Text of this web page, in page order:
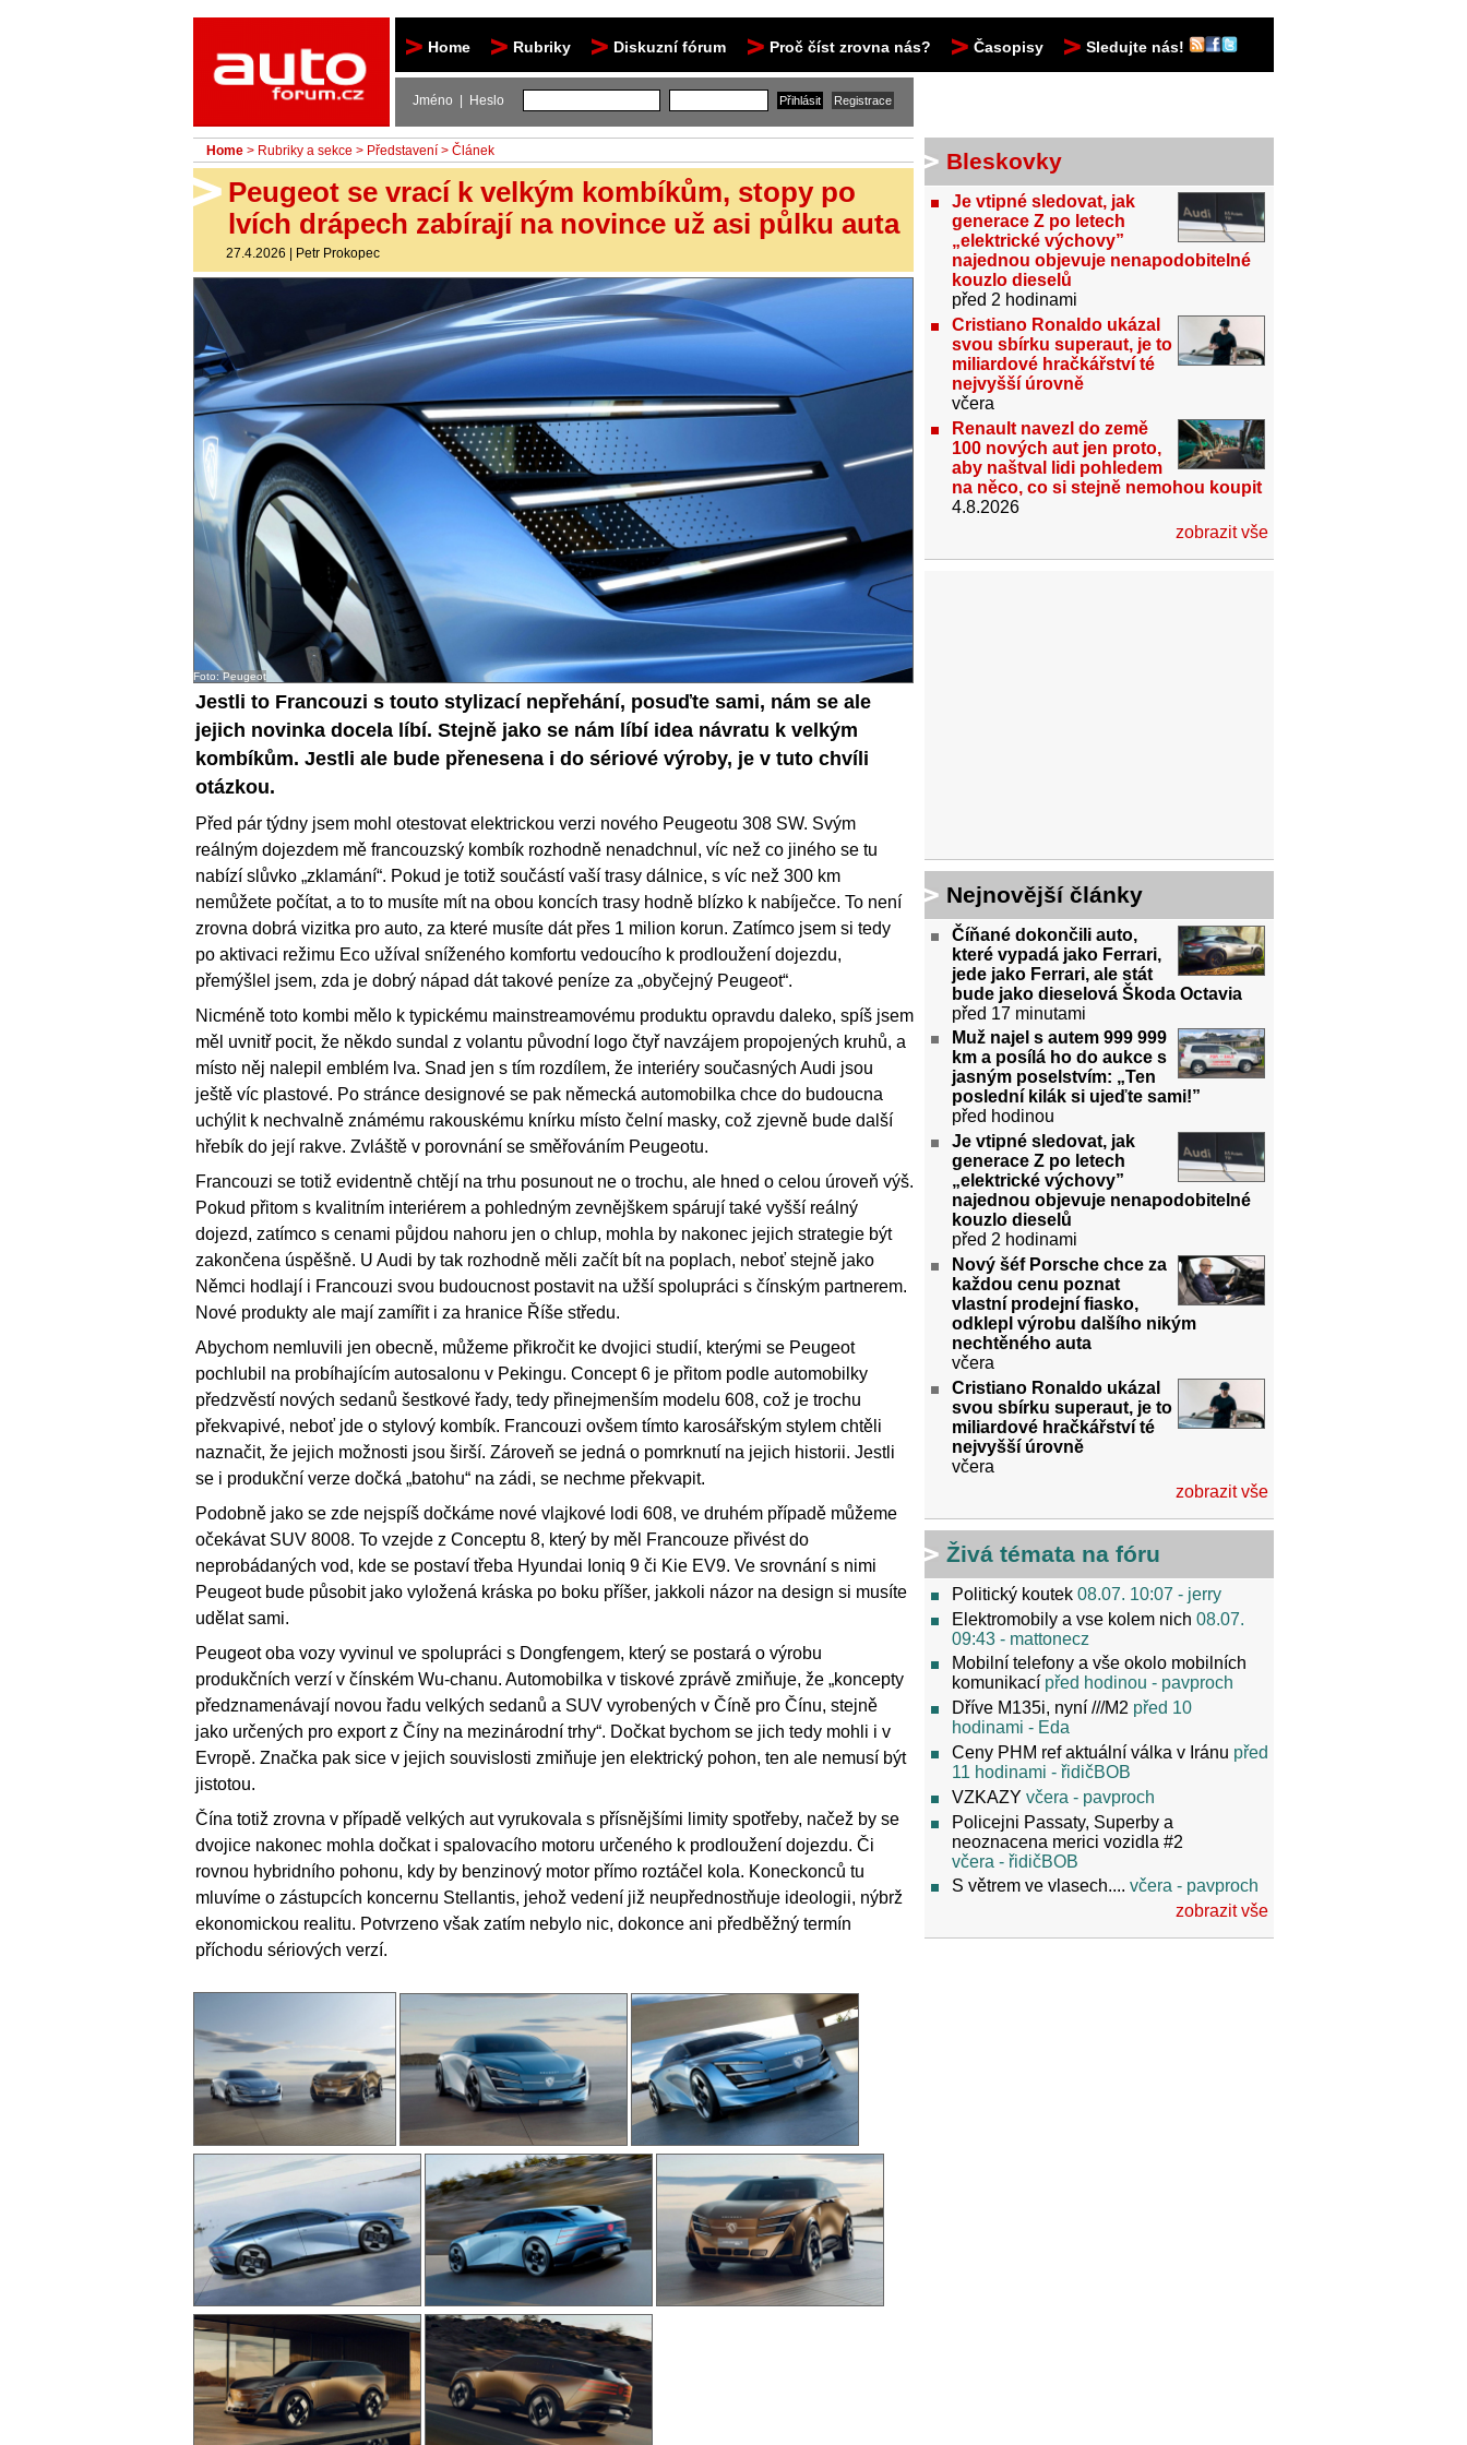
Home Rubriky Diskuzní fórum Proč číst zrovna nás? Časopisy Sledujte nás!
Jméno | Heslo
Home > Rubriky a sekce > Představení > Článek
Peugeot se vrací k velkým kombíkům, stopy po
lvích drápech zabírají na novince už asi půlku auta
27.4.2026 | Petr Prokopec
Foto: Peugeot
Jestli to Francouzi s touto stylizací nepřehání, posuďte sami, nám se ale
jejich novinka docela líbí. Stejně jako se nám líbí idea návratu k velkým
kombíkům. Jestli ale bude přenesena i do sériové výroby, je v tuto chvíli
otázkou.
Před pár týdny jsem mohl otestovat elektrickou verzi nového Peugeotu 308 SW. Svým
reálným dojezdem mě francouzský kombík rozhodně nenadchnul, víc než co jiného se tu
nabízí slůvko „zklamání“. Pokud je totiž součástí vaší trasy dálnice, s víc než 300 km
nemůžete počítat, a to to musíte mít na obou koncích trasy hodně blízko k nabíječce. To není
zrovna dobrá vizitka pro auto, za které musíte dát přes 1 milion korun. Zatímco jsem si tedy
po aktivaci režimu Eco užíval sníženého komfortu vedoucího k prodloužení dojezdu,
přemýšlel jsem, zda je dobrý nápad dát takové peníze za „obyčejný Peugeot“.
Nicméně toto kombi mělo k typickému mainstreamovému produktu opravdu daleko, spíš jsem
měl uvnitř pocit, že někdo sundal z volantu původní logo čtyř navzájem propojených kruhů, a
místo něj nalepil emblém lva. Snad jen s tím rozdílem, že interiéry současných Audi jsou
ještě víc plastové. Po stránce designové se pak německá automobilka chce do budoucna
uchýlit k nechvalně známému rakouskému knírku místo čelní masky, což zjevně bude další
hřebík do její rakve. Zvláště v porovnání se směřováním Peugeotu.
Francouzi se totiž evidentně chtějí na trhu posunout ne o trochu, ale hned o celou úroveň výš.
Pokud přitom s kvalitním interiérem a pohledným zevnějškem spárují také vyšší reálný
dojezd, zatímco s cenami půjdou nahoru jen o chlup, mohla by nakonec jejich strategie být
zakončena úspěšně. U Audi by tak rozhodně měli začít bít na poplach, neboť stejně jako
Němci hodlají i Francouzi svou budoucnost postavit na užší spolupráci s čínským partnerem.
Nové produkty ale mají zamířit i za hranice Říše středu.
Abychom nemluvili jen obecně, můžeme přikročit ke dvojici studií, kterými se Peugeot
pochlubil na probíhajícím autosalonu v Pekingu. Concept 6 je přitom podle automobilky
předzvěstí nových sedanů šestkové řady, tedy přinejmenším modelu 608, což je trochu
překvapivé, neboť jde o stylový kombík. Francouzi ovšem tímto karosářským stylem chtěli
naznačit, že jejich možnosti jsou širší. Zároveň se jedná o pomrknutí na jejich historii. Jestli
se i produkční verze dočká „batohu“ na zádi, se nechme překvapit.
Podobně jako se zde nejspíš dočkáme nové vlajkové lodi 608, ve druhém případě můžeme
očekávat SUV 8008. To vzejde z Conceptu 8, který by měl Francouze přivést do
neprobádaných vod, kde se postaví třeba Hyundai Ioniq 9 či Kie EV9. Ve srovnání s nimi
Peugeot bude působit jako vyložená kráska po boku příšer, jakkoli názor na design si musíte
udělat sami.
Peugeot oba vozy vyvinul ve spolupráci s Dongfengem, který se postará o výrobu
produkčních verzí v čínském Wu-chanu. Automobilka v tiskové zprávě zmiňuje, že „koncepty
předznamenávají novou řadu velkých sedanů a SUV vyrobených v Číně pro Čínu, stejně
jako určených pro export z Číny na mezinárodní trhy“. Dočkat bychom se jich tedy mohli i v
Evropě. Značka pak sice v jejich souvislosti zmiňuje jen elektrický pohon, ten ale nemusí být
jistotou.
Čína totiž zrovna v případě velkých aut vyrukovala s přísnějšími limity spotřeby, načež by se
dvojice nakonec mohla dočkat i spalovacího motoru určeného k prodloužení dojezdu. Či
rovnou hybridního pohonu, kdy by benzinový motor přímo roztáčel kola. Koneckonců tu
mluvíme o zástupcích koncernu Stellantis, jehož vedení již neupřednostňuje ideologii, nýbrž
ekonomickou realitu. Potvrzeno však zatím nebylo nic, dokonce ani předběžný termín
příchodu sériových verzí.
Bleskovky
Je vtipné sledovat, jak
generace Z po letech
„elektrické výchovy”
najednou objevuje nenapodobitelné
kouzlo dieselů
před 2 hodinami
Cristiano Ronaldo ukázal
svou sbírku superaut, je to
miliardové hračkářství té
nejvyšší úrovně
včera
Renault navezl do země
100 nových aut jen proto,
aby naštval lidi pohledem
na něco, co si stejně nemohou koupit
4.8.2026
zobrazit vše
Nejnovější články
Číňané dokončili auto,
které vypadá jako Ferrari,
jede jako Ferrari, ale stát
bude jako dieselová Škoda Octavia
před 17 minutami
Muž najel s autem 999 999
km a posílá ho do aukce s
jasným poselstvím: „Ten
poslední kilák si ujeďte sami!”
před hodinou
Je vtipné sledovat, jak
generace Z po letech
„elektrické výchovy”
najednou objevuje nenapodobitelné
kouzlo dieselů
před 2 hodinami
Nový šéf Porsche chce za
každou cenu poznat
vlastní prodejní fiasko,
odklepl výrobu dalšího nikým
nechtěného auta
včera
Cristiano Ronaldo ukázal
svou sbírku superaut, je to
miliardové hračkářství té
nejvyšší úrovně
včera
zobrazit vše
Živá témata na fóru
Politický koutek 08.07. 10:07 - jerry
Elektromobily a vse kolem nich 08.07.
09:43 - mattonecz
Mobilní telefony a vše okolo mobilních
komunikací před hodinou - pavproch
Dříve M135i, nyní ///M2 před 10
hodinami - Eda
Ceny PHM ref aktuální válka v Iránu před
11 hodinami - řidičBOB
VZKAZY včera - pavproch
Policejni Passaty, Superby a
neoznacena merici vozidla #2
včera - řidičBOB
S větrem ve vlasech.... včera - pavproch
zobrazit vše